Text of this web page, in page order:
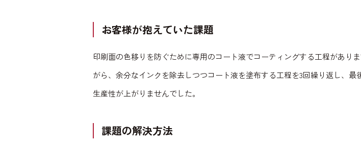
お客様が抱えていた課題
印刷面の色移りを防ぐために専用のコート液でコーティングする工程があり
がら、余分なインクを除去しつつコート液を塗布する工程を3回繰り返し、
生産性が上がりませんでした。
課題の解決方法